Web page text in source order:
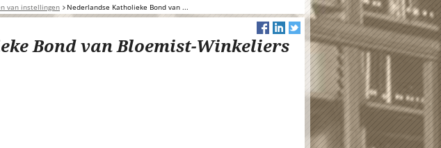
van instellingen Nederlandse Katholieke Bond van ...
Bond van Bloemist-Winkeliers